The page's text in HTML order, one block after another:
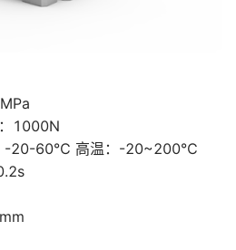
1000N
-20-60℃ 高温：-20~200℃